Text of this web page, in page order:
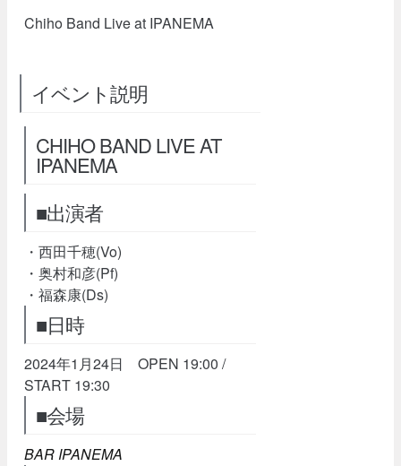
Chiho Band Live at IPANEMA
イベント説明
CHIHO BAND LIVE AT
IPANEMA
■出演者
・西田千穂(Vo)
・奥村和彦(Pf)
・福森康(Ds)
■日時
2024年1月24日 OPEN 19:00 /
START 19:30
■会場
BAR IPANEMA